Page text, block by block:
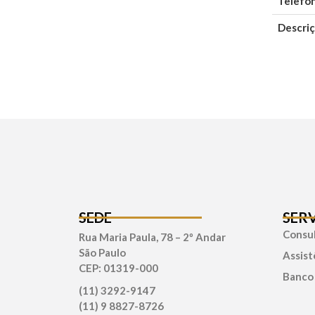
SEDE
Rua Maria Paula, 78 – 2º Andar
São Paulo
CEP: 01319-000
(11) 3292-9147
(11) 9 8827-8726